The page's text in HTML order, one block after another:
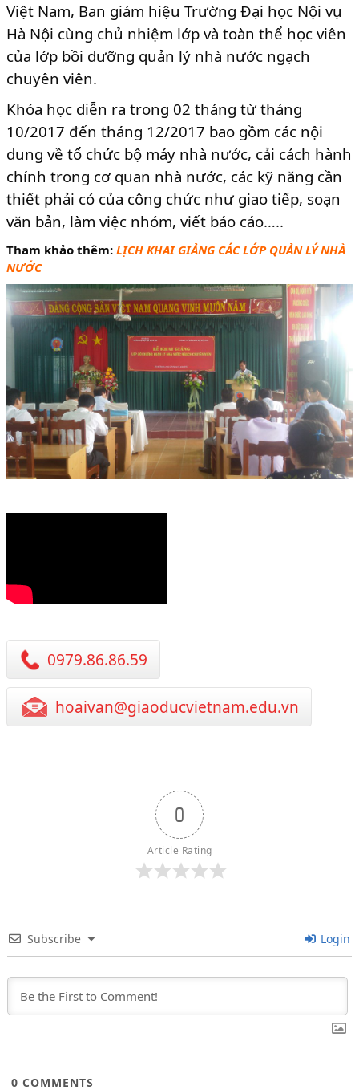
Việt Nam, Ban giám hiệu Trường Đại học Nội vụ
Hà Nội cùng chủ nhiệm lớp và toàn thể học viên
của lớp bồi dưỡng quản lý nhà nước ngạch
chuyên viên.
Khóa học diễn ra trong 02 tháng từ tháng
10/2017 đến tháng 12/2017 bao gồm các nội
dung về tổ chức bộ máy nhà nước, cải cách hành
chính trong cơ quan nhà nước, các kỹ năng cần
thiết phải có của công chức như giao tiếp, soạn
văn bản, làm việc nhóm, viết báo cáo…..
Tham khảo thêm: LỊCH KHAI GIẢNG CÁC LỚP QUẢN LÝ NHÀ
NƯỚC
0979.86.86.59
hoaivan@giaoducvietnam.edu.vn
0
Article Rating
Subscribe Login
0 COMMENTS